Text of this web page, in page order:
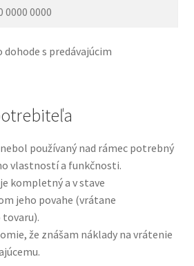
s predávajúcim
používaný nad rámec potrebný
vlastností a funkčnosti.
kompletný a v stave
jeho povahe (vrátane
tovaru).
že znášam náklady na vrátenie